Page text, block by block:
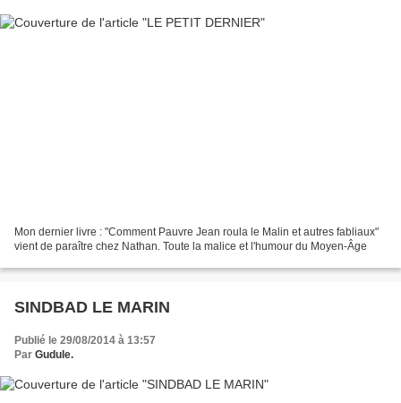
Mon dernier livre : "Comment Pauvre Jean roula le Malin et autres fabliaux"
vient de paraître chez Nathan. Toute la malice et l'humour du Moyen-Âge
SINDBAD LE MARIN
Publié le 29/08/2014 à 13:57
Par Gudule.